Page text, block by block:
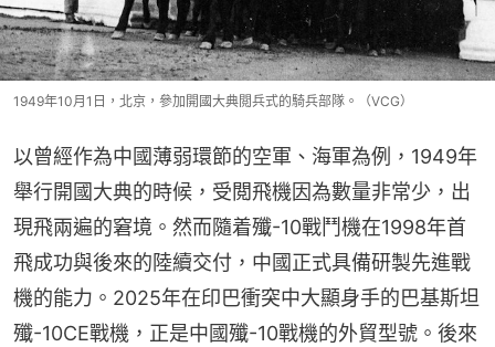
1949年10月1日，北京，參加開國大典閲兵式的騎兵部隊。（VCG）
以曾經作為中國薄弱環節的空軍、海軍為例，1949年
舉行開國大典的時候，受閲飛機因為數量非常少，出
現飛兩遍的窘境。然而隨着殲-10戰鬥機在1998年首
飛成功與後來的陸續交付，中國正式具備研製先進戰
機的能力。2025年在印巴衝突中大顯身手的巴基斯坦
殲-10CE戰機，正是中國殲-10戰機的外貿型號。後來